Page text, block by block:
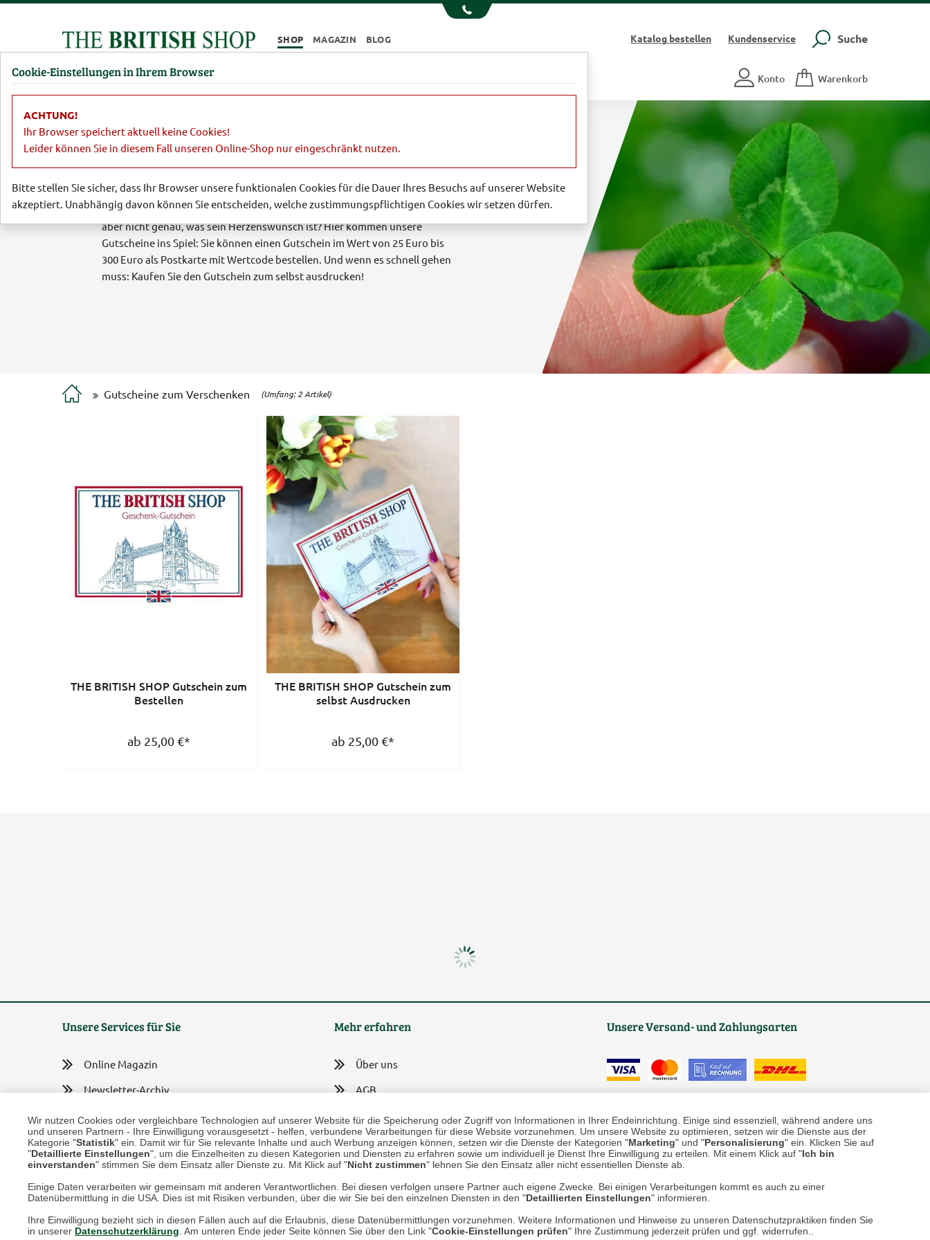
Wir nutzen Cookies oder vergleichbare Technologien auf unserer Website für die Speicherung oder Zugriff von Informationen in Ihrer Endeinrichtung. Einige sind essenziell, während andere uns
und unseren Partnern - Ihre Einwilligung vorausgesetzt - helfen, verbundene Verarbeitungen für diese Website vorzunehmen. Um unsere Website zu optimieren, setzen wir die Dienste aus der
Kategorie "Statistik" ein. Damit wir für Sie relevante Inhalte und auch Werbung anzeigen können, setzen wir die Dienste der Kategorien "Marketing" und "Personalisierung" ein. Klicken Sie auf
"Detaillierte Einstellungen", um die Einzelheiten zu diesen Kategorien und Diensten zu erfahren sowie um individuell je Dienst Ihre Einwilligung zu erteilen. Mit einem Klick auf "Ich bin
einverstanden" stimmen Sie dem Einsatz aller Dienste zu. Mit Klick auf "Nicht zustimmen" lehnen Sie den Einsatz aller nicht essentiellen Dienste ab.
Einige Daten verarbeiten wir gemeinsam mit anderen Verantwortlichen. Bei diesen verfolgen unsere Partner auch eigene Zwecke. Bei einigen Verarbeitungen kommt es auch zu einer
Datenübermittlung in die USA. Dies ist mit Risiken verbunden, über die wir Sie bei den einzelnen Diensten in den "Detaillierten Einstellungen" informieren.
Ihre Einwilligung bezieht sich in diesen Fällen auch auf die Erlaubnis, diese Datenübermittlungen vorzunehmen. Weitere Informationen und Hinweise zu unseren Datenschutzpraktiken finden Sie
in unserer Datenschutzerklärung . Am unteren Ende jeder Seite können Sie über den Link "Cookie-Einstellungen prüfen" Ihre Zustimmung jederzeit prüfen und ggf. widerrufen..
SHOP MAGAZIN BLOG Katalogbestellen Kundenservice Suche
Damen Herren Barbour Parfümerie Konto Warenkorb
Gutscheine zum Verschenken
Sie möchten einem echten Großbritannien-Fan eine Freude machen, wissen
aber nicht genau, was sein Herzenswunsch ist? Hier kommen unsere
Gutscheine ins Spiel: Sie können einen Gutschein im Wert von 25 Euro bis
300 Euro als Postkarte mit Wertcode bestellen. Und wenn es schnell gehen
muss: Kaufen Sie den Gutschein zum selbst ausdrucken!
Gutscheine zum Verschenken (Umfang: 2 Artikel)
THE BRITISH SHOP Gutschein zum
Bestellen
ab 25,00€*
THE BRITISH SHOP Gutschein zum
selbst Ausdrucken
ab 25,00€*
Unsere Services für Sie
Online Magazin
Newsletter-Archiv
Größenberater
Blog "Die feine englische Art"
Print-Magazin
Blätterkatalog
Barbour Spezialseite
Mehr erfahren
Über uns
AGB
Datenschutz
Impressum
Kontakt
Rücksendung von Waren
Umwelt und Entsorgung
UnsereVersand- und Zahlungsarten
* Preise inkl. ges. MwSt. / zzgl.Versandkosten
Hier finden Sie uns im Netz
Cookie-Einstellungen in Ihrem Browser
ACHTUNG!
Ihr Browser speichert aktuell keine Cookies!
Leider können Sie in diesem Fall unseren Online-Shop nur eingeschränkt nutzen.
Bitte stellen Sie sicher, dass Ihr Browser unsere funktionalen Cookies für die Dauer Ihres Besuchs auf unserer Website
akzeptiert. Unabhängig davon können Sie entscheiden, welche zustimmungspflichtigen Cookies wir setzen dürfen.